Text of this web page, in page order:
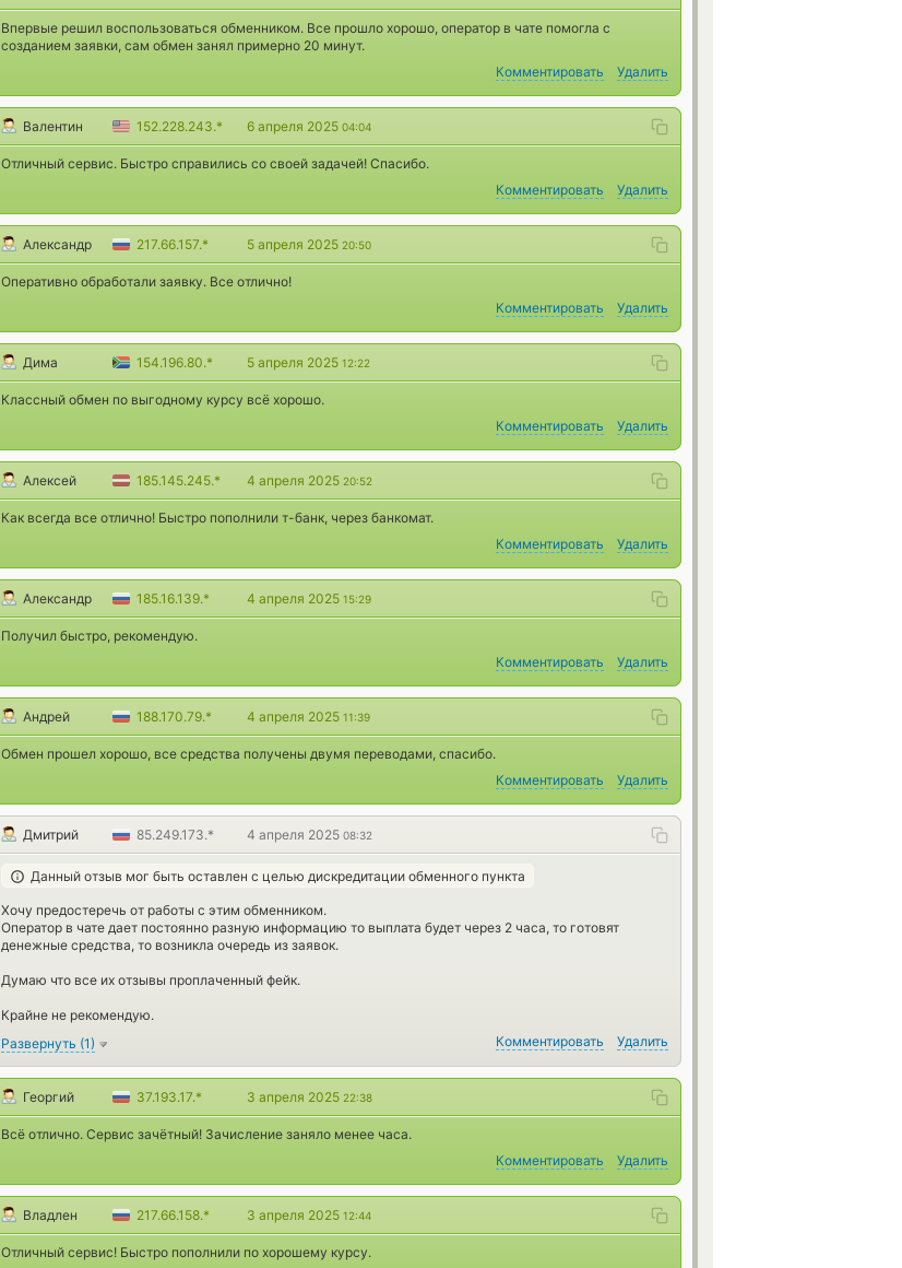
Впервые решил воспользоваться обменником. Все прошло хорошо, оператор в чате помогла с
созданием заявки, сам обмен занял примерно 20 минут.
Комментировать
Удалить
Валентин 152.228.243.* 6 апреля 2025 04:04
Отличный сервис. Быстро справились со своей задачей! Спасибо.
Комментировать
Удалить
Александр 217.66.157.* 5 апреля 2025 20:50
Оперативно обработали заявку. Все отлично!
Комментировать
Удалить
Дима 154.196.80.* 5 апреля 2025 12:22
Классный обмен по выгодному курсу всё хорошо.
Комментировать
Удалить
Алексей 185.145.245.* 4 апреля 2025 20:52
Как всегда все отлично! Быстро пополнили т-банк, через банкомат.
Комментировать
Удалить
Александр 185.16.139.* 4 апреля 2025 15:29
Получил быстро, рекомендую.
Комментировать
Удалить
Андрей 188.170.79.* 4 апреля 2025 11:39
Обмен прошел хорошо, все средства получены двумя переводами, спасибо.
Комментировать
Удалить
Дмитрий 85.249.173.* 4 апреля 2025 08:32
Данный отзыв мог быть оставлен с целью дискредитации обменного пункта
Хочу предостеречь от работы с этим обменником.
Оператор в чате дает постоянно разную информацию то выплата будет через 2 часа, то готовят
денежные средства, то возникла очередь из заявок.
Думаю что все их отзывы проплаченный фейк.
Крайне не рекомендую.
Развернуть (1) Комментировать Удалить
Георгий 37.193.17.* 3 апреля 2025 22:38
Всё отлично. Сервис зачётный! Зачисление заняло менее часа.
Комментировать
Удалить
Владлен 217.66.158.* 3 апреля 2025 12:44
Отличный сервис! Быстро пополнили по хорошему курсу.